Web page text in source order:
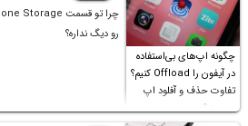
چگونه اپ‌های بی‌استفاده
در آیفون را Offload کنیم؟
تفاوت حذف و آفلود اپ
چیست؟
رو دیگ نداره؟